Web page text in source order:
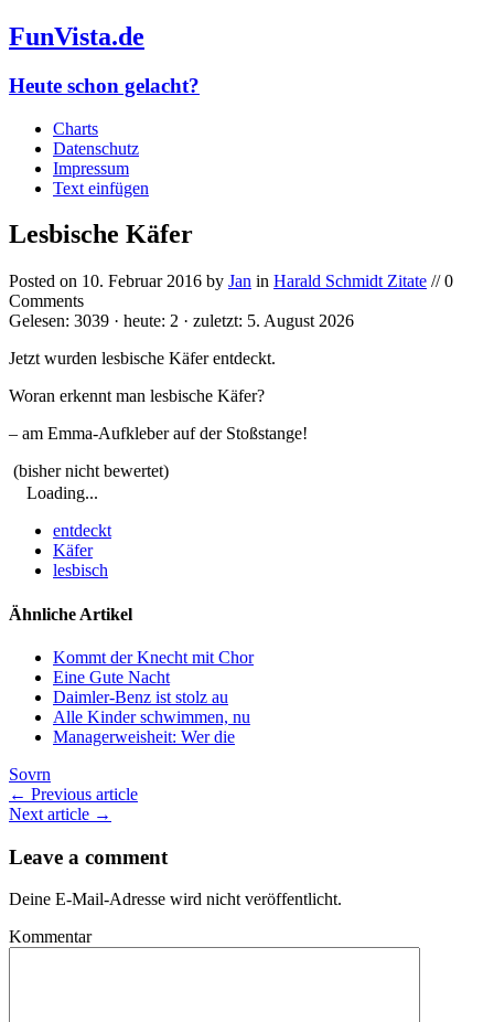
FunVista.de
Heute schon gelacht?
Charts
Datenschutz
Impressum
Text einfügen
Lesbische Käfer
Posted on 10. Februar 2016 by Jan in Harald Schmidt Zitate // 0
Comments
Gelesen: 3039 · heute: 2 · zuletzt: 5. August 2026
Jetzt wurden lesbische Käfer entdeckt.
Woran erkennt man lesbische Käfer?
– am Emma-Aufkleber auf der Stoßstange!
(bisher nicht bewertet)
Loading...
entdeckt
Käfer
lesbisch
Ähnliche Artikel
Kommt der Knecht mit Chor
Eine Gute Nacht
Daimler-Benz ist stolz au
Alle Kinder schwimmen, nu
Managerweisheit: Wer die
Sovrn
← Previous article
Next article →
Leave a comment
Deine E-Mail-Adresse wird nicht veröffentlicht.
Kommentar